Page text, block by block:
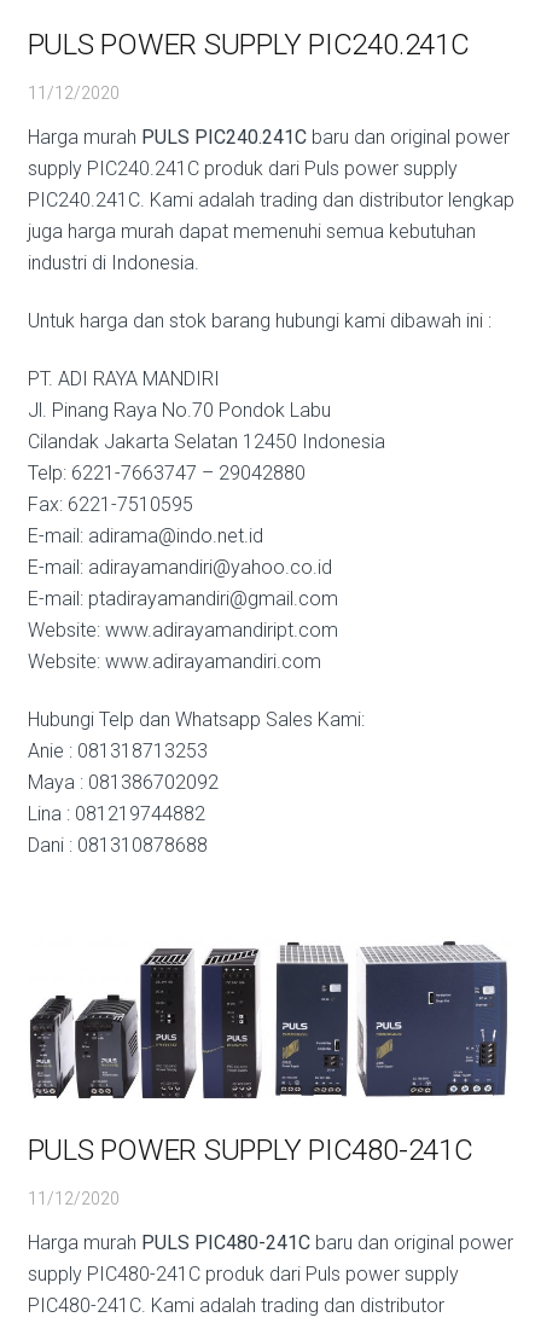
PULS POWER SUPPLY PIC240.241C
11/12/2020
Harga murah PULS PIC240.241Cbaru dan original power
supply PIC240.241C produk dari Puls power supply
PIC240.241C. Kami adalah trading dan distributor lengkap
juga harga murah dapat memenuhi semua kebutuhan
industri di Indonesia.
Untuk harga dan stok barang hubungi kami dibawah ini :
PT. ADI RAYA MANDIRI
Jl. Pinang Raya No.70 Pondok Labu
Cilandak Jakarta Selatan 12450 Indonesia
Telp: 6221-7663747 – 29042880
Fax: 6221-7510595
E-mail: adirama@indo.net.id
E-mail: adirayamandiri@yahoo.co.id
E-mail: ptadirayamandiri@gmail.com
Website: www.adirayamandiript.com
Website: www.adirayamandiri.com
Hubungi Telp dan Whatsapp Sales Kami:
Anie : 081318713253
Maya : 081386702092
Lina : 081219744882
Dani : 081310878688
PULS POWER SUPPLY PIC480-241C
11/12/2020
Harga murah PULS PIC480-241Cbaru dan original power
supply PIC480-241C produk dari Puls power supply
PIC480-241C. Kami adalah trading dan distributor